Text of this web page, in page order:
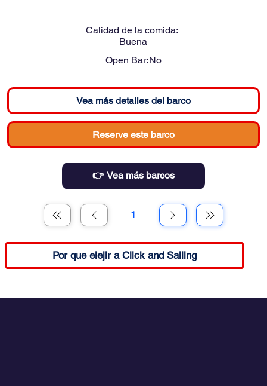
Calidad de la comida:
Buena
Open Bar:No
Vea más detalles del barco
Reserve este barco
👉 Vea más barcos
1Página
Por que elejir a Click and Sailing